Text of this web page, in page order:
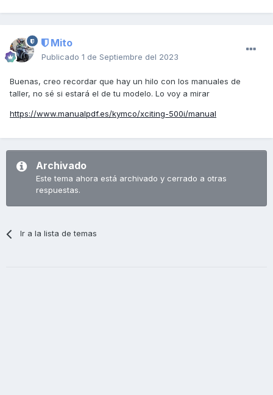
Mito
Publicado 1 de Septiembre del 2023
Buenas, creo recordar que hay un hilo con los manuales de
taller, no sé si estará el de tu modelo. Lo voy a mirar
https://www.manualpdf.es/kymco/xciting-500i/manual
Archivado
Este tema ahora está archivado y cerrado a otras
respuestas.
Ir a la lista de temas